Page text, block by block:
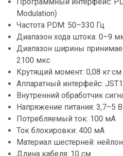
Modulation)
Частота PDM: 50–330 Гц
Диапазон хода штока: 0–9
Диапазон ширины
2100 мкс
Крутящий момент: 0,08 кг·см
Аппаратный интерфейс:
Внутренний обработчик
Напряжение питания: 3,7–5 В
Потребляемый ток: 100 мА
Ток блокировки: 400 мА
Материал шестерней: нейлон
Длина кабеля: 10 см